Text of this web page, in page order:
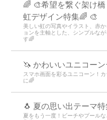
🌈 🎨希望を繋ぐ架け
虹デザイン特集🌈 🎨
美しい虹の写真やイラスト、赤
ョンを主軸とした、シンプルな
す🌈
🦄 かわいいユニコー
スマホ画面を彩るユニコーン！
に🌈
🐧 夏の思い出テーマ特
夏をもう一度！ビーチやプール